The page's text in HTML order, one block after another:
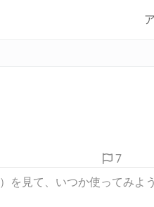
7
）を見て、いつか使ってみよ